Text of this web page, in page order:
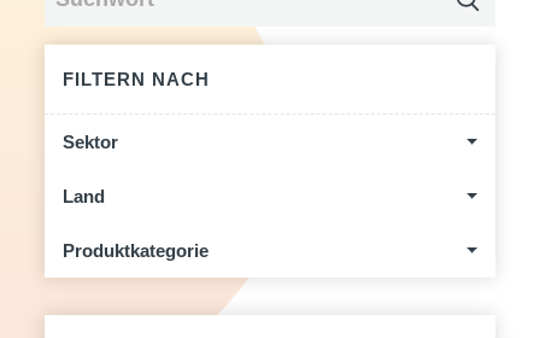
FILTERN NACH
Sektor
Land
Produktkategorie